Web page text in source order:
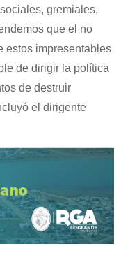
gremiales,
que el no
estos impresentables
de dirigir la política
de destruir
el dirigente